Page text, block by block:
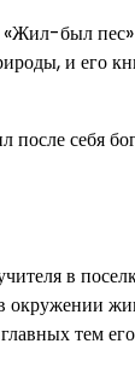
был
и его
себя
в
тем его